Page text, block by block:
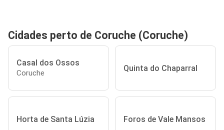
Cidades perto de Coruche (Coruche)
Casal dos Ossos
Coruche Quinta do Chaparral
Horta de Santa Lúzia Foros de Vale Mansos